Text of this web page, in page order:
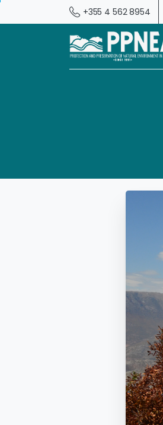
+355 4 562 8954